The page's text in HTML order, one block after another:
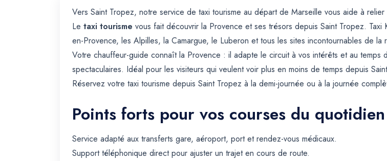
Vers Saint Tropez, notre service de taxi tourisme au départ de Marseille vous aide à
Le taxi tourisme vous fait découvrir la Provence et ses trésors depuis Saint Tropez.
en-Provence, les Alpilles, la Camargue, le Luberon et tous les sites incontournables de la
Votre chauffeur-guide connaît la Provence : il adapte le circuit à vos intérêts et au temps
spectaculaires. Idéal pour les visiteurs qui veulent voir plus en moins de temps depuis
Réservez votre taxi tourisme depuis Saint Tropez à la demi-journée ou à la journée
Points forts pour vos courses du quotidien
Service adapté aux transferts gare, aéroport, port et rendez-vous médicaux.
Support téléphonique direct pour ajuster un trajet en cours de route.